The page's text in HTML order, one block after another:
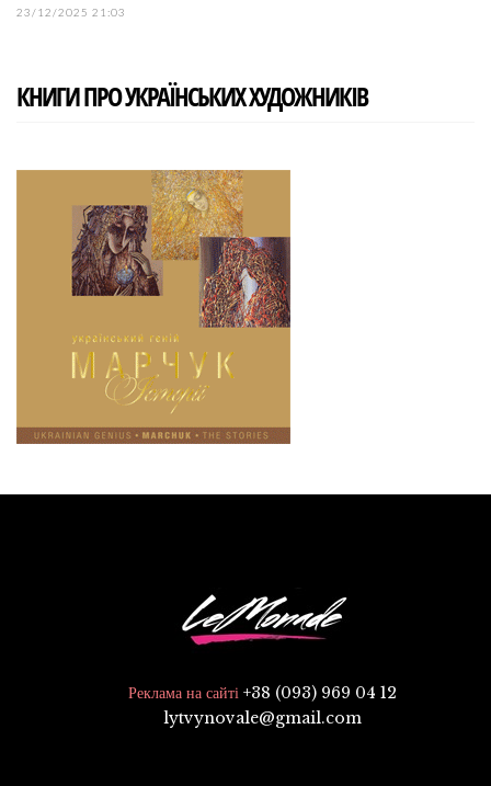
23/12/2025 21:03
КНИГИ ПРО УКРАЇНСЬКИХ ХУДОЖНИКІВ
Реклама на сайті +38 (093) 969 04 12
lytvynovale@gmail.com